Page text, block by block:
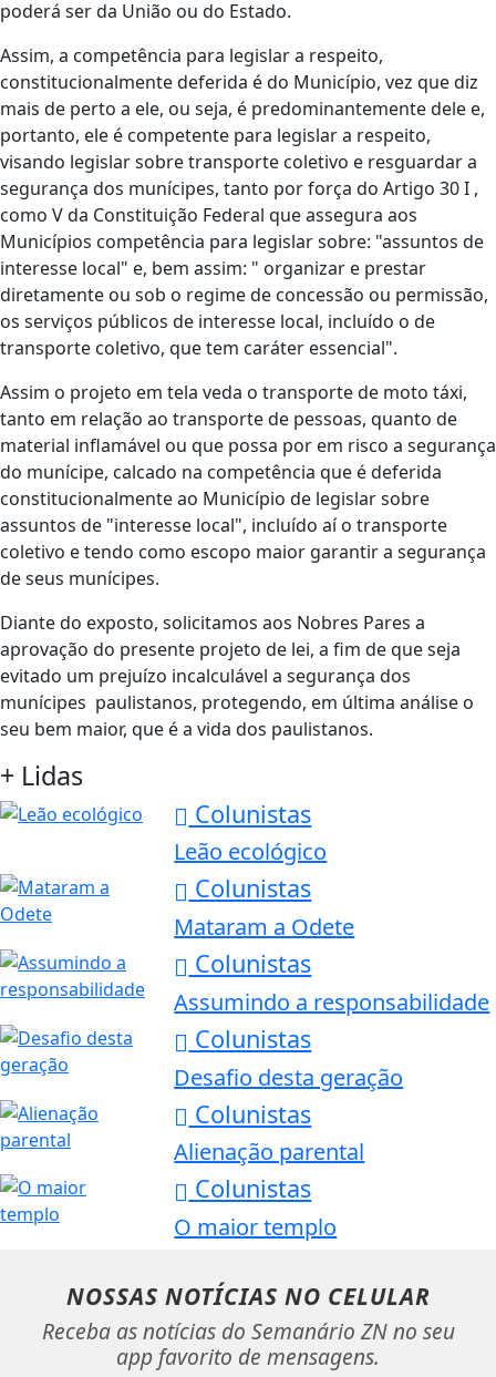
poderá ser da União ou do Estado.
Assim, a competência para legislar a respeito,
constitucionalmente deferida é do Município, vez que diz
mais de perto a ele, ou seja, é predominantemente dele e,
portanto, ele é competente para legislar a respeito,
visando legislar sobre transporte coletivo e resguardar a
segurança dos munícipes, tanto por força do Artigo 30 I ,
como V da Constituição Federal que assegura aos
Municípios competência para legislar sobre: "assuntos de
interesse local" e, bem assim: " organizar e prestar
diretamente ou sob o regime de concessão ou permissão,
os serviços públicos de interesse local, incluído o de
transporte coletivo, que tem caráter essencial".
Assim o projeto em tela veda o transporte de moto táxi,
tanto em relação ao transporte de pessoas, quanto de
material inflamável ou que possa por em risco a segurança
do munícipe, calcado na competência que é deferida
constitucionalmente ao Município de legislar sobre
assuntos de "interesse local", incluído aí o transporte
coletivo e tendo como escopo maior garantir a segurança
de seus munícipes.
Diante do exposto, solicitamos aos Nobres Pares a
aprovação do presente projeto de lei, a fim de que seja
evitado um prejuízo incalculável a segurança dos
munícipes paulistanos, protegendo, em última análise o
seu bem maior, que é a vida dos paulistanos.
+ Lidas
Colunistas
Leão ecológico
Colunistas
Mataram a Odete
Colunistas
Assumindo a responsabilidade
Colunistas
Desafio desta geração
Colunistas
Alienação parental
Colunistas
O maior templo
NOSSAS NOTÍCIAS NO CELULAR
Receba as notícias do Semanário ZN no seu
app favorito de mensagens.